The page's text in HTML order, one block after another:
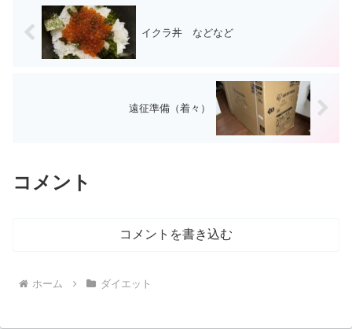
イクラ丼 などなど
遠征準備（着々）
コメント
コメントを書き込む
ホーム ダイエット